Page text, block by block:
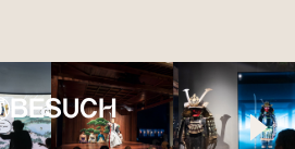
BESUCH